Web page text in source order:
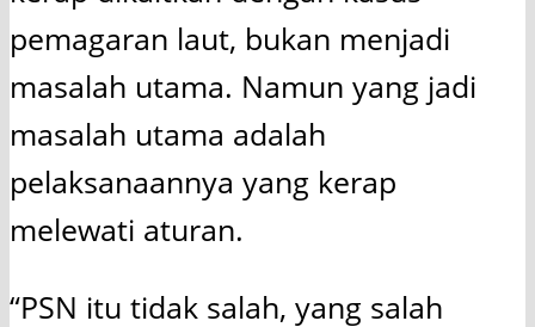
pemagaran laut, bukan menjadi
masalah utama. Namun yang jadi
masalah utama adalah
pelaksanaannya yang kerap
melewati aturan.
“PSN itu tidak salah, yang salah